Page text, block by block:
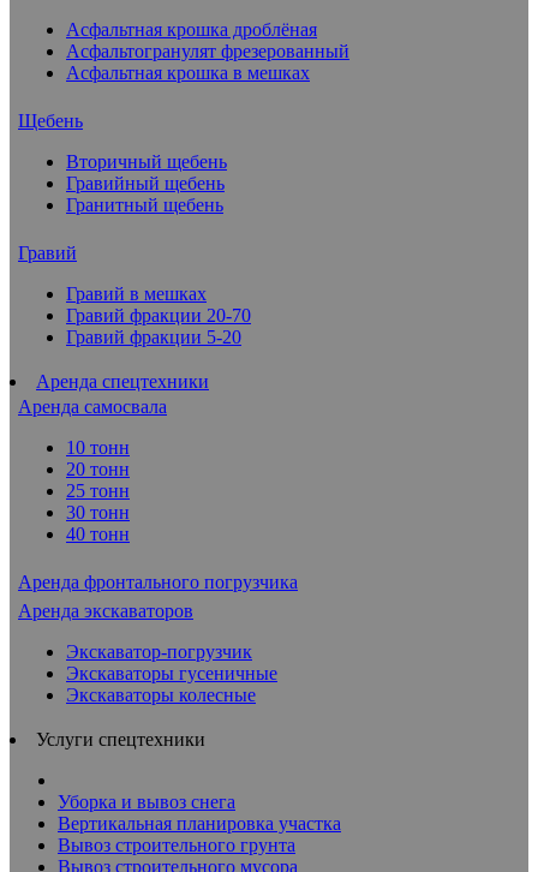
Асфальтная крошка дроблёная
Асфальтогранулят фрезерованный
Асфальтная крошка в мешках
Щебень
Вторичный щебень
Гравийный щебень
Гранитный щебень
Гравий
Гравий в мешках
Гравий фракции 20-70
Гравий фракции 5-20
Аренда спецтехники
Аренда самосвала
10 тонн
20 тонн
25 тонн
30 тонн
40 тонн
Аренда фронтального погрузчика
Аренда экскаваторов
Экскаватор-погрузчик
Экскаваторы гусеничные
Экскаваторы колесные
Услуги спецтехники
Уборка и вывоз снега
Вертикальная планировка участка
Вывоз строительного грунта
Вывоз строительного мусора